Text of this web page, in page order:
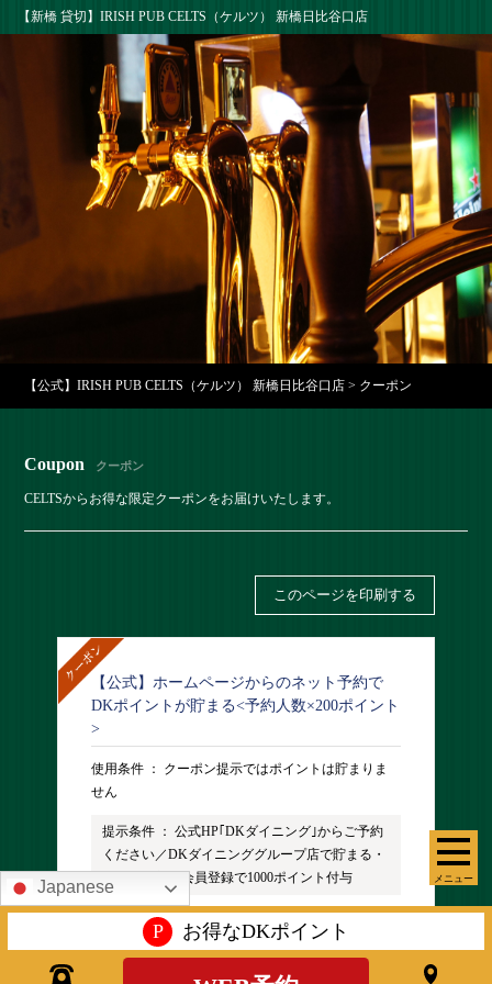
【新橋 貸切】IRISH PUB CELTS（ケルツ） 新橋日比谷口店
メニュー
【公式】IRISH PUB CELTS（ケルツ） 新橋日比谷口店 > クーポン
Coupon クーポン
CELTSからお得な限定クーポンをお届けいたします。
【公式】ホームページからのネット予約で
DKポイントが貯まる<予約人数×200ポイント
>
使用条件 ： クーポン提示ではポイントは貯まりま
せん
提示条件 ：公式HP｢DKダイニング｣からご予約
ください／DKダイニンググループ店で貯まる・
使える／新規会員登録で1000ポイント付与
利用期間 ： 2026年08月31日まで
Japanese
P お得なDKポイント